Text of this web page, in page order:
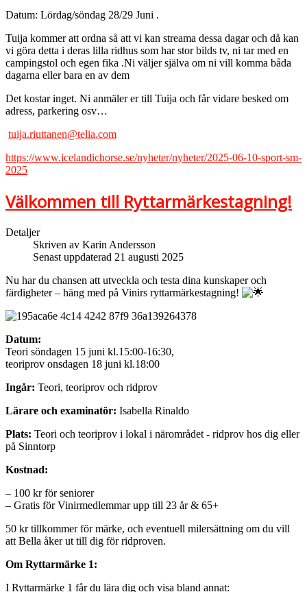
Datum: Lördag/söndag 28/29 Juni .
Tuija kommer att ordna så att vi kan streama dessa dagar och då kan
vi göra detta i deras lilla ridhus som har stor bilds tv, ni tar med en
campingstol och egen fika .Ni väljer själva om ni vill komma båda
dagarna eller bara en av dem
Det kostar inget. Ni anmäler er till Tuija och får vidare besked om
adress, parkering osv…
tuija.riuttanen@telia.com
https://www.icelandichorse.se/nyheter/nyheter/2025-06-10-sport-sm-
2025
Välkommen till Ryttarmärkestagning!
Detaljer
Skriven av Karin Andersson
Senast uppdaterad 21 augusti 2025
Nu har du chansen att utveckla och testa dina kunskaper och
färdigheter – häng med på Vinirs ryttarmärkestagning!
Datum:
Teori söndagen 15 juni kl.15:00-16:30,
teoriprov onsdagen 18 juni kl.18:00
Ingår: Teori, teoriprov och ridprov
Lärare och examinatör: Isabella Rinaldo
Plats: Teori och teoriprov i lokal i närområdet - ridprov hos dig eller
på Sinntorp
Kostnad:
– 100 kr för seniorer
– Gratis för Vinirmedlemmar upp till 23 år & 65+
50 kr tillkommer för märke, och eventuell milersättning om du vill
att Bella åker ut till dig för ridproven.
Om Ryttarmärke 1:
I Ryttarmärke 1 får du lära dig och visa bland annat: